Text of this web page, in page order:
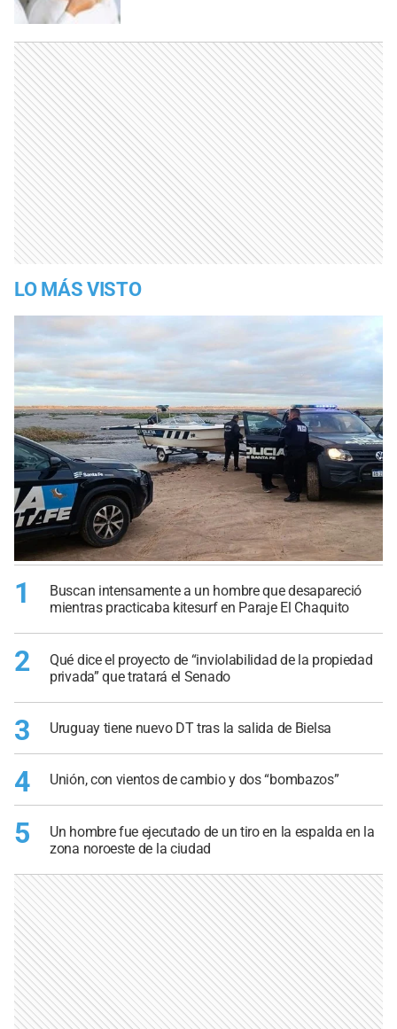
LO MÁS VISTO
1
Buscan intensamente a un hombre que desapareció
mientras practicaba kitesurf en Paraje El Chaquito
2
Qué dice el proyecto de “inviolabilidad de la propiedad
privada” que tratará el Senado
3 Uruguay tiene nuevo DT tras la salida de Bielsa
4 Unión, con vientos de cambio y dos “bombazos”
5
Un hombre fue ejecutado de un tiro en la espalda en la
zona noroeste de la ciudad